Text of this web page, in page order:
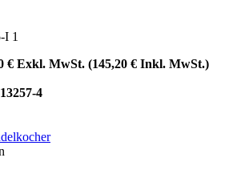
I 1
€ Exkl. MwSt. (145,20 € Inkl. MwSt.)
4